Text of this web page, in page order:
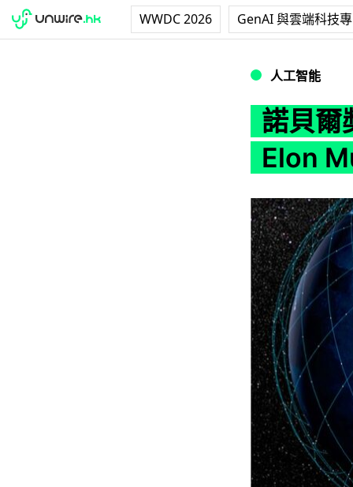
WWDC 2026 GenAI 與雲端科技
人工智能
諾貝爾
Elon